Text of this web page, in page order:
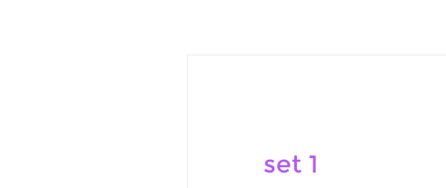
set 1